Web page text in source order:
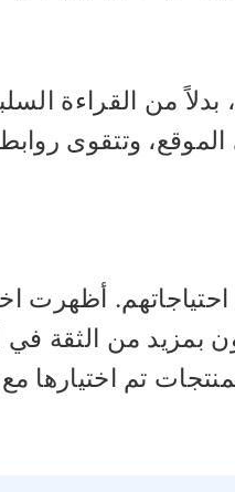
من القراءة
وتتقوى
أظهرت
بمزيد من الثقة في
تم اختيارها